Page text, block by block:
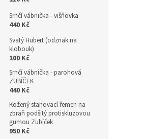
Srnčí vábnička - višňovka
440 Kč
Svatý Hubert (odznak na
klobouk)
100 Kč
Srnčí vábnička - parohová
ZUBÍČEK
440 Kč
Kožený stahovací řemen na
zbraň podšitý protiskluzovou
gumou Zubíček
950 Kč